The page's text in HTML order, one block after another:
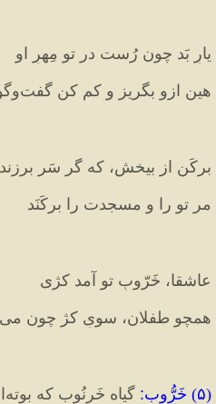
یارِ بَد چون رُست در تو مِهرِ او
هین ازو بگریز و کم کن گفت‌وگو
برکَن از بیخش، که گر سَر برزند
مر تو را و مسجدت را برکَنَد
عاشقا، خَرّوبِ تو آمد کژی
همچو طفلان، سویِ کژ چون می‌غژی
(۵) خَرُّوب: